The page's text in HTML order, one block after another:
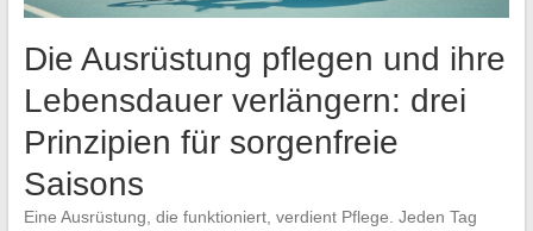
Die Ausrüstung pflegen und ihre
Lebensdauer verlängern: drei
Prinzipien für sorgenfreie
Saisons
Eine Ausrüstung, die funktioniert, verdient Pflege. Jeden Tag